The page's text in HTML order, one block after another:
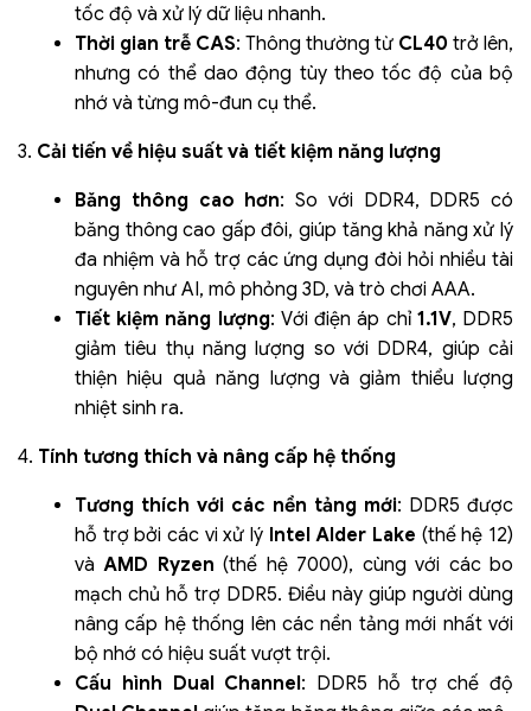
tốc độ và xử lý dữ liệu nhanh.
Thời gian trễ CAS: Thông thường từ CL40 trở lên,
nhưng có thể dao động tùy theo tốc độ của bộ
nhớ và từng mô-đun cụ thể.
3. Cải tiến về hiệu suất và tiết kiệm năng lượng
Băng thông cao hơn: So với DDR4, DDR5 có
băng thông cao gấp đôi, giúp tăng khả năng xử lý
đa nhiệm và hỗ trợ các ứng dụng đòi hỏi nhiều tài
nguyên như AI, mô phỏng 3D, và trò chơi AAA.
Tiết kiệm năng lượng: Với điện áp chỉ 1.1V, DDR5
giảm tiêu thụ năng lượng so với DDR4, giúp cải
thiện hiệu quả năng lượng và giảm thiểu lượng
nhiệt sinh ra.
4. Tính tương thích và nâng cấp hệ thống
Tương thích với các nền tảng mới: DDR5 được
hỗ trợ bởi các vi xử lý Intel Alder Lake (thế hệ 12)
vàAMD Ryzen (thế hệ 7000), cùng với các bo
mạch chủ hỗ trợ DDR5. Điều này giúp người dùng
nâng cấp hệ thống lên các nền tảng mới nhất với
bộ nhớ có hiệu suất vượt trội.
Cấu hình Dual Channel: DDR5 hỗ trợ chế độ